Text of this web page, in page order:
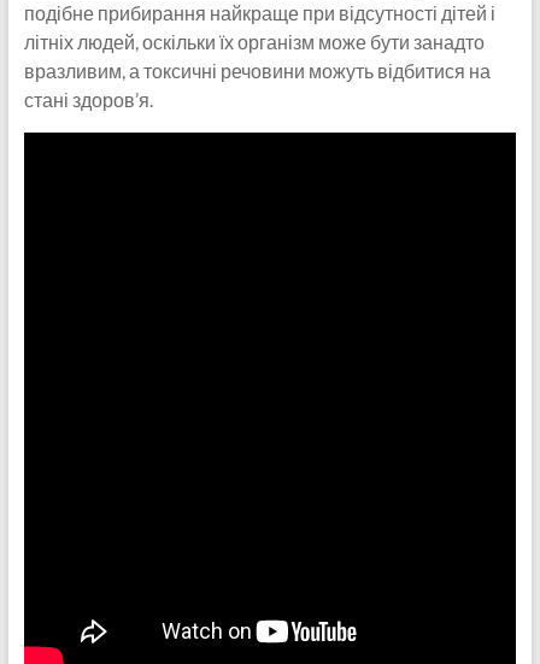
подібне прибирання найкраще при відсутності дітей і
літніх людей, оскільки їх організм може бути занадто
вразливим, а токсичні речовини можуть відбитися на
стані здоров’я.